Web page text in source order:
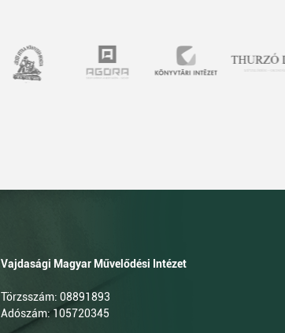
Vajdasági Magyar Művelődési Intézet
Törzsszám: 08891893
Adószám: 105720345